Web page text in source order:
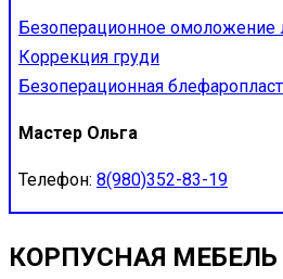
Безоперационное омоложение
Коррекция груди
Безоперационная
Мастер Ольга
Телефон: 8(980)352-83-19
КОРПУСНАЯ МЕБЕЛЬ